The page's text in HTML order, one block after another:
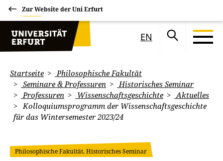
Zur Website der Uni Erfurt
EN
Startseite
Philosophische Fakultät
Seminare & Professuren
Historisches Seminar
Professuren
Wissenschaftsgeschichte
Aktuelles
Kolloquiumsprogramm der Wissenschaftsgeschichte
für das Wintersemester 2023/24
Philosophische Fakultät, Historisches Seminar